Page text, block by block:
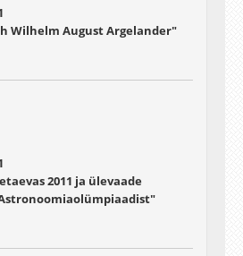
Wilhelm August Argelander"
2011 ja ülevaade